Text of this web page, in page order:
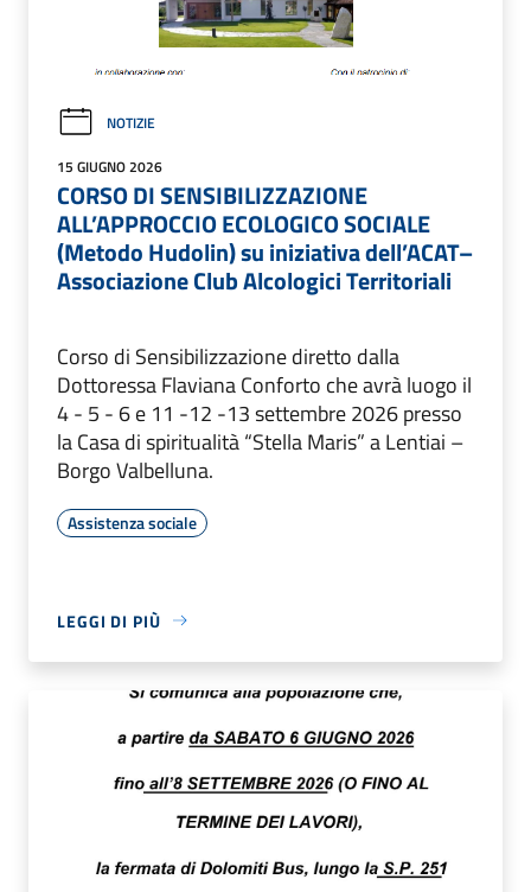
NOTIZIE
15 GIUGNO 2026
CORSO DI SENSIBILIZZAZIONE
ALL’APPROCCIO ECOLOGICO SOCIALE
(Metodo Hudolin) su iniziativa dell’ACAT–
Associazione Club Alcologici Territoriali
Corso di Sensibilizzazione diretto dalla
Dottoressa Flaviana Conforto che avrà luogo il
4 - 5 - 6 e 11 -12 -13 settembre 2026 presso
la Casa di spiritualità “Stella Maris” a Lentiai –
Borgo Valbelluna.
Assistenza sociale
LEGGI DI PIÙ